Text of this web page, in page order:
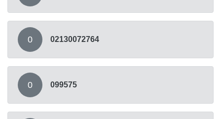
0 02130072764
0 099575